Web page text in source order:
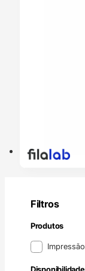
Filtros
Produtos
Produtos